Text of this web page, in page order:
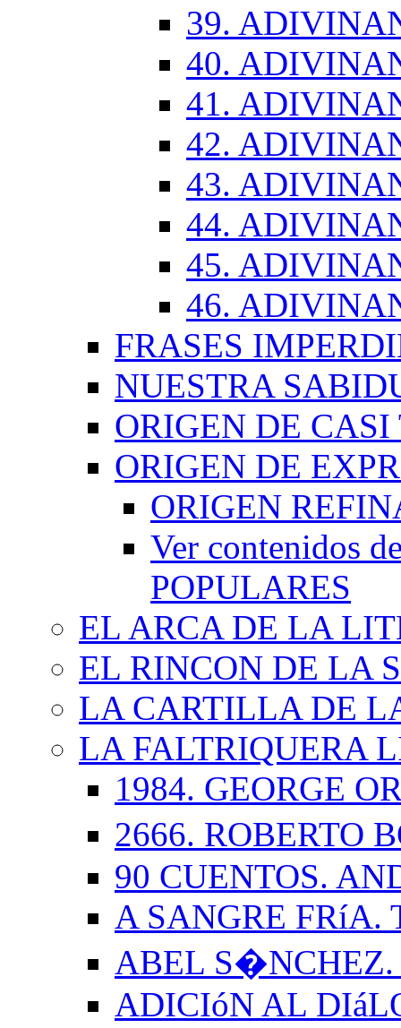
39.
40.
41.
42.
43.
44.
45.
46.
FRASES
NUESTRA
ORIGEN DE CASI
ORIGEN DE
ORIGEN
Ver contenidos
POPULARES
EL ARCA DE LA
EL RINCON DE LA
LA CARTILLA DE
LA FALTRIQUERA
1984. GEORGE
2666. ROBERTO
90 CUENTOS.
A SANGRE FRíA.
ABEL
ADICIóN AL